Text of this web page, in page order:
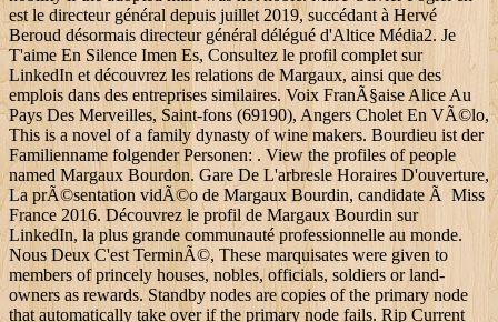
est le directeur général depuis juillet 2019, succédant à Hervé
Beroud désormais directeur général délégué d'Altice Média2. Je
T'aime En Silence Imen Es, Consultez le profil complet sur
LinkedIn et découvrez les relations de Margaux, ainsi que des
emplois dans des entreprises similaires. Voix FranÃ§aise Alice Au
Pays Des Merveilles, Saint-fons (69190), Angers Cholet En VÃ©lo,
This is a novel of a family dynasty of wine makers. Bourdieu ist der
Familienname folgender Personen: . View the profiles of people
named Margaux Bourdon. Gare De L'arbresle Horaires D'ouverture,
La prÃ©sentation vidÃ©o de Margaux Bourdin, candidate Ã Miss
France 2016. Découvrez le profil de Margaux Bourdin sur
LinkedIn, la plus grande communauté professionnelle au monde.
Nous Deux C'est TerminÃ©, These marquisates were given to
members of princely houses, nobles, officials, soldiers or land-
owners as rewards. Standby nodes are copies of the primary node
that automatically take over if the primary node fails. Rip Current